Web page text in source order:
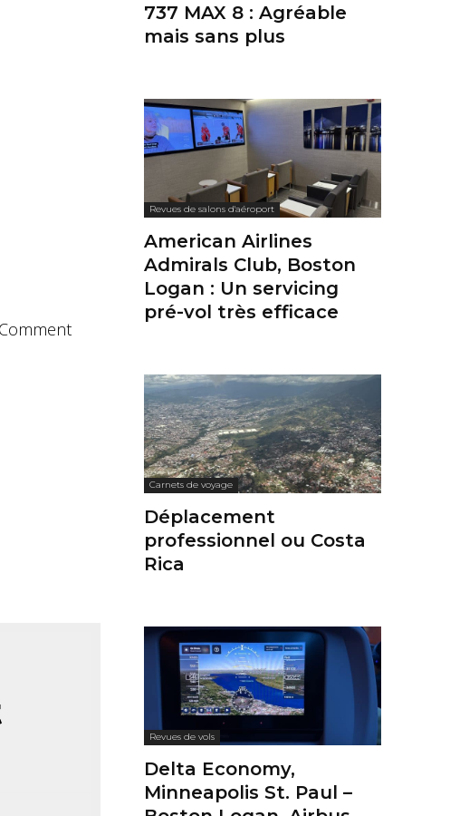
Comment
737 MAX 8 : Agréable
mais sans plus
Revues de salons d'aéroport
American Airlines
Admirals Club, Boston
Logan : Un servicing
pré-vol très efficace
Carnets de voyage
Déplacement
professionnel ou Costa
Rica
Revues de vols
Delta Economy,
Minneapolis St. Paul –